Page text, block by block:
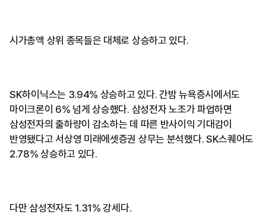
시가총액 상위 종목들은 대체로 상승하고 있다.
SK하이닉스는 3.94% 상승하고 있다. 간밤 뉴욕증시에서도
마이크론이 6% 넘게 상승했다. 삼성전자 노조가 파업하면
삼성전자의 출하량이 감소하는 데 따른 반사이익 기대감이
반영됐다고 서상영 미래에셋증권 상무는 분석했다. SK스퀘어도
2.78% 상승하고 있다.
다만 삼성전자도 1.31% 강세다.